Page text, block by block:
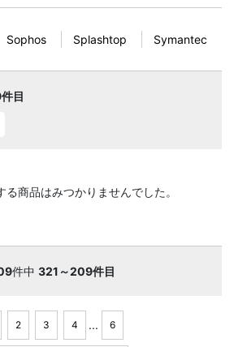
Sophos Splashtop Symantec
目
商品はみつかりませんでした。
件中 321～209件目
2 3 4 ... 6